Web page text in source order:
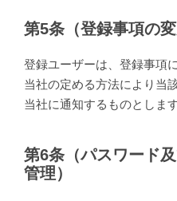
第5条（登録事項の変
登録ユーザーは、登録事項
当社の定める方法により当
当社に通知するものとします
第6条（パスワード
管理）